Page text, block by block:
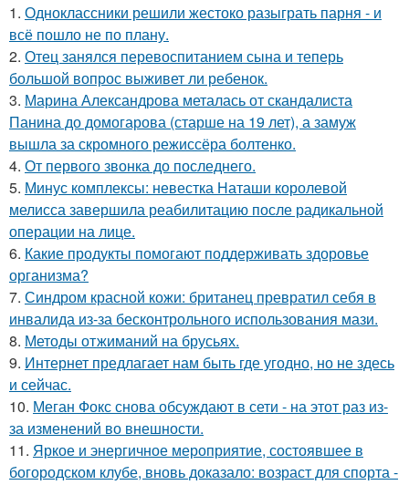
1. Одноклассники решили жестоко разыграть парня - и
всё пошло не по плану.
2. Отец занялся перевоспитанием сына и теперь
большой вопрос выживет ли ребенок.
3. Марина Александрова металась от скандалиста
Панина до домогарова (старше на 19 лет), а замуж
вышла за скромного режиссёра болтенко.
4. От первого звонка до последнего.
5. Минус комплексы: невестка Наташи королевой
мелисса завершила реабилитацию после радикальной
операции на лице.
6. Какие продукты помогают поддерживать здоровье
организма?
7. Синдром красной кожи: британец превратил себя в
инвалида из-за бесконтрольного использования мази.
8. Методы отжиманий на брусьях.
9. Интернет предлагает нам быть где угодно, но не здесь
и сейчас.
10. Меган Фокс снова обсуждают в сети - на этот раз из-
за изменений во внешности.
11. Яркое и энергичное мероприятие, состоявшее в
богородском клубе, вновь доказало: возраст для спорта -